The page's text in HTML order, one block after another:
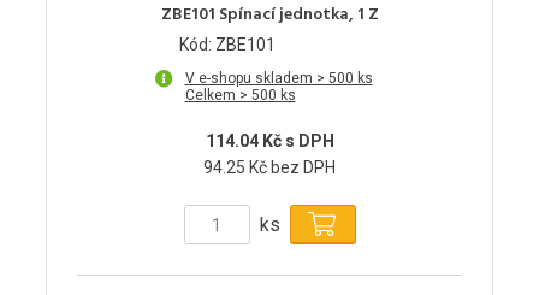
ZBE101 Spínací jednotka, 1 Z
Kód: ZBE101
V e-shopu skladem > 500 ks
Celkem > 500 ks
114.04 Kč s DPH
94.25 Kč bez DPH
ks